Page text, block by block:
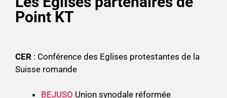
Point KT
CER : Conférence des Eglises protestantes de la
Suisse romande
BEJUSO Union synodale réformée